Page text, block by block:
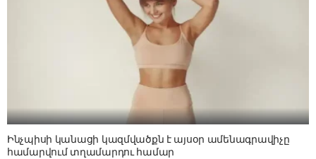
Ինչպիսի կանացի կազմվածքն է այսօր ամենագրավիչը
համարվում տղամարդու համար